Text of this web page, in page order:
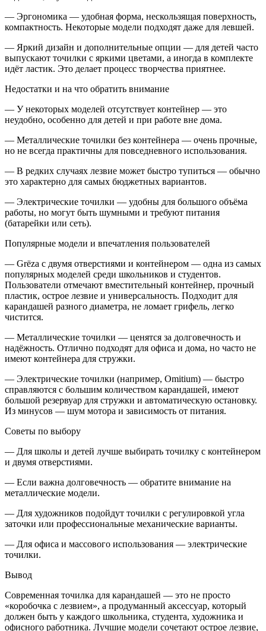
— Эргономика — удобная форма, нескользящая поверхность,
компактность. Некоторые модели подходят даже для левшей.
— Яркий дизайн и дополнительные опции — для детей часто
выпускают точилки с яркими цветами, а иногда в комплекте
идёт ластик. Это делает процесс творчества приятнее.
Недостатки и на что обратить внимание
— У некоторых моделей отсутствует контейнер — это
неудобно, особенно для детей и при работе вне дома.
— Металлические точилки без контейнера — очень прочные,
но не всегда практичны для повседневного использования.
— В редких случаях лезвие может быстро тупиться — обычно
это характерно для самых бюджетных вариантов.
— Электрические точилки — удобны для большого объёма
работы, но могут быть шумными и требуют питания
(батарейки или сеть).
Популярные модели и впечатления пользователей
— Grёza с двумя отверстиями и контейнером — одна из самых
популярных моделей среди школьников и студентов.
Пользователи отмечают вместительный контейнер, прочный
пластик, острое лезвие и универсальность. Подходит для
карандашей разного диаметра, не ломает грифель, легко
чистится.
— Металлические точилки — ценятся за долговечность и
надёжность. Отлично подходят для офиса и дома, но часто не
имеют контейнера для стружки.
— Электрические точилки (например, Omitium) — быстро
справляются с большим количеством карандашей, имеют
большой резервуар для стружки и автоматическую остановку.
Из минусов — шум мотора и зависимость от питания.
Советы по выбору
— Для школы и детей лучше выбирать точилку с контейнером
и двумя отверстиями.
— Если важна долговечность — обратите внимание на
металлические модели.
— Для художников подойдут точилки с регулировкой угла
заточки или профессиональные механические варианты.
— Для офиса и массового использования — электрические
точилки.
Вывод
Современная точилка для карандашей — это не просто
«коробочка с лезвием», а продуманный аксессуар, который
должен быть у каждого школьника, студента, художника и
офисного работника. Лучшие модели сочетают острое лезвие,